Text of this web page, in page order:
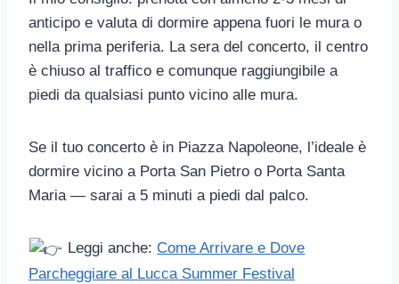
anticipo e valuta di dormire appena fuori le mura o
nella prima periferia. La sera del concerto, il centro
è chiuso al traffico e comunque raggiungibile a
piedi da qualsiasi punto vicino alle mura.
Se il tuo concerto è in Piazza Napoleone, l’ideale è
dormire vicino a Porta San Pietro o Porta Santa
Maria — sarai a 5 minuti a piedi dal palco.
Leggi anche: Come Arrivare e Dove
Parcheggiare al Lucca Summer Festival